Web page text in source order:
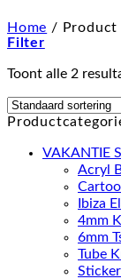
Home / Product
Filter
Toont alle 2
VAKANTIE
Acryl
Ibiza
4mm
6mm
Tube